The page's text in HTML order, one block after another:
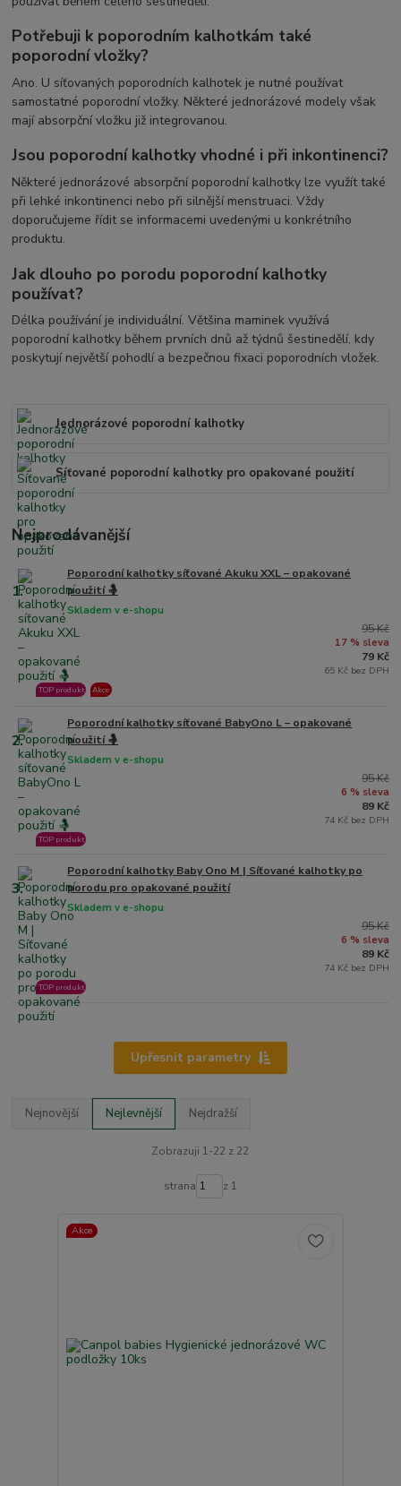
Potřebuji k poporodním kalhotkám také
poporodní vložky?
Ano. U síťovaných poporodních kalhotek je nutné používat
samostatné poporodní vložky. Některé jednorázové modely však
mají absorpční vložku již integrovanou.
Jsou poporodní kalhotky vhodné i při inkontinenci?
Některé jednorázové absorpční poporodní kalhotky lze využít také
při lehké inkontinenci nebo při silnější menstruaci. Vždy
doporučujeme řídit se informacemi uvedenými u konkrétního
produktu.
Jak dlouho po porodu poporodní kalhotky
používat?
Délka používání je individuální. Většina maminek využívá
poporodní kalhotky během prvních dnů až týdnů šestinedělí, kdy
poskytují největší pohodlí a bezpečnou fixaci poporodních vložek.
Jednorázové poporodní kalhotky
Síťované poporodní kalhotky pro opakované použití
Nejprodávanější
1.
Poporodní kalhotky síťované Akuku XXL – opakované
použití 🤱
Skladem v e-shopu
TOP produkt Akce
95 Kč
17 % sleva
79 Kč
65 Kč bez DPH
2.
Poporodní kalhotky síťované BabyOno L – opakované
použití 🤱
Skladem v e-shopu
TOP produkt
95 Kč
6 % sleva
89 Kč
74 Kč bez DPH
3.
Poporodní kalhotky Baby Ono M | Síťované kalhotky po
porodu pro opakované použití
Skladem v e-shopu
TOP produkt
95 Kč
6 % sleva
89 Kč
74 Kč bez DPH
Upřesnit parametry
Nejnovější Nejlevnější Nejdražší
Zobrazuji 1-22 z 22
strana z 1
Akce